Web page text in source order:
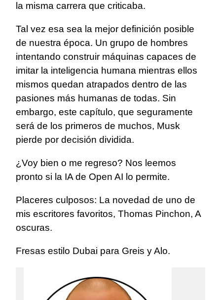
la misma carrera que criticaba.
Tal vez esa sea la mejor definición posible
de nuestra época. Un grupo de hombres
intentando construir máquinas capaces de
imitar la inteligencia humana mientras ellos
mismos quedan atrapados dentro de las
pasiones más humanas de todas. Sin
embargo, este capítulo, que seguramente
será de los primeros de muchos, Musk
pierde por decisión dividida.
¿Voy bien o me regreso? Nos leemos
pronto si la IA de Open AI lo permite.
Placeres culposos: La novedad de uno de
mis escritores favoritos, Thomas Pinchon, A
oscuras.
Fresas estilo Dubai para Greis y Alo.